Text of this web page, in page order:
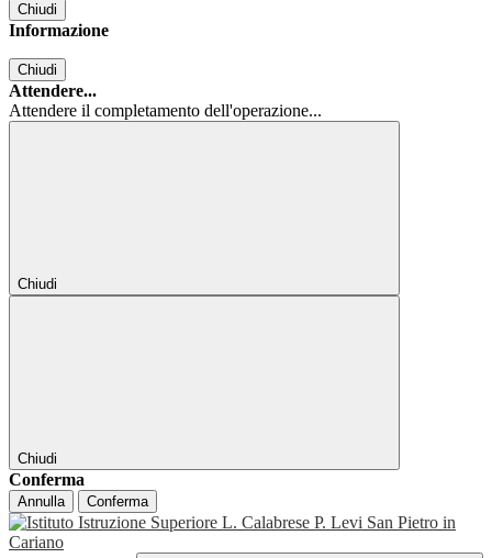
Chiudi
Informazione
Chiudi
Attendere...
Attendere il completamento dell'operazione...
Chiudi
Chiudi
Conferma
Annulla Conferma